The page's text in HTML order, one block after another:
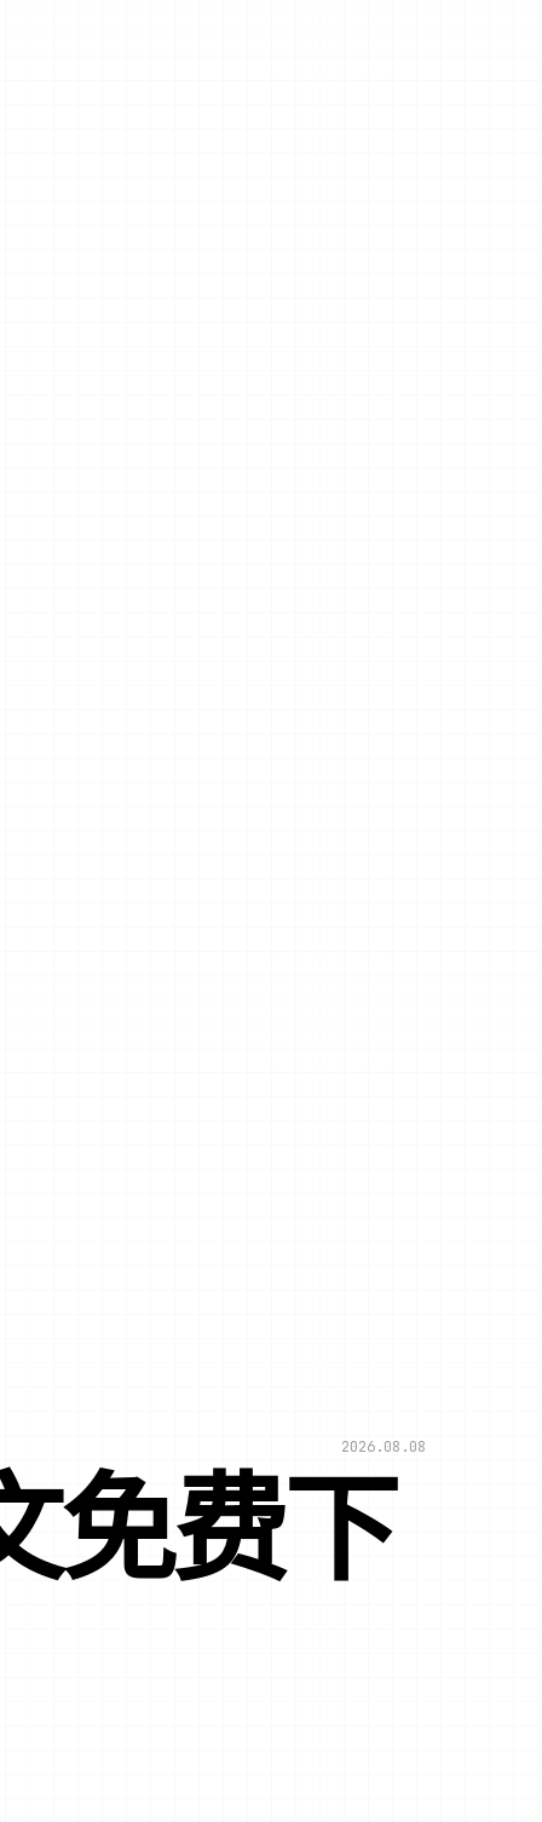
2026.08.08
免费下